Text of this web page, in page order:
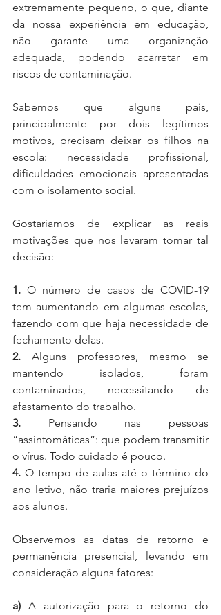
extremamente pequeno, o que, diante
da nossa experiência em educação,
não garante uma organização
adequada, podendo acarretar em
riscos de contaminação.
Sabemos que alguns pais,
principalmente por dois legítimos
motivos, precisam deixar os filhos na
escola: necessidade profissional,
dificuldades emocionais apresentadas
com o isolamento social.
Gostaríamos de explicar as reais
motivações que nos levaram tomar tal
decisão:
1. O número de casos de COVID-19
tem aumentando em algumas escolas,
fazendo com que haja necessidade de
fechamento delas.
2. Alguns professores, mesmo se
mantendo isolados, foram
contaminados, necessitando de
afastamento do trabalho.
3. Pensando nas pessoas
“assintomáticas”: que podem transmitir
o vírus. Todo cuidado é pouco.
4. O tempo de aulas até o término do
ano letivo, não traria maiores prejuízos
aos alunos.
Observemos as datas de retorno e
permanência presencial, levando em
consideração alguns fatores:
a) A autorização para o retorno do